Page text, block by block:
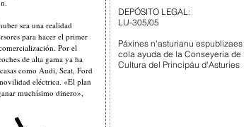
sea una realidad
para hacer el primer
Por el
de alta gama ya ha
como Audi, Seat, Ford
eléctrica. «El plan
muchísimo dinero»,
DEPÓSITO LEGAL:
LU-305/05
Páxines n'asturianu espublizaes
cola ayuda de la Conseyería de
Cultura del Principáu d'Asturies